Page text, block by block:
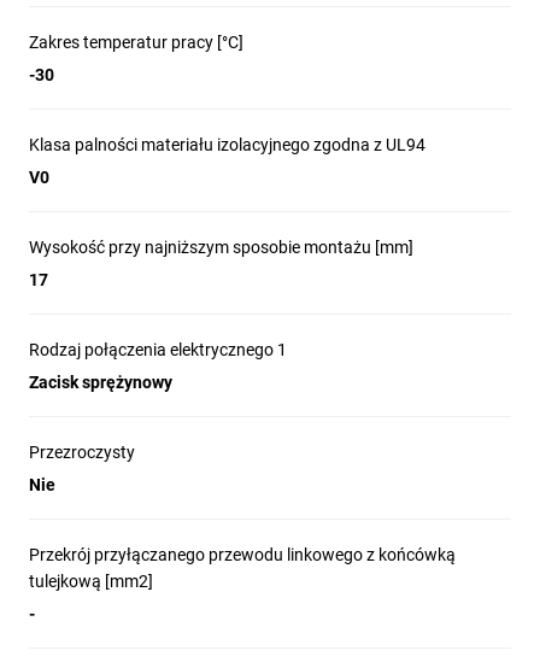
Zakres temperatur pracy [°C]
-30
Klasa palności materiału izolacyjnego zgodna z UL94
V0
Wysokość przy najniższym sposobie montażu [mm]
17
Rodzaj połączenia elektrycznego 1
Zacisk sprężynowy
Przezroczysty
Nie
Przekrój przyłączanego przewodu linkowego z końcówką
tulejkową [mm2]
-